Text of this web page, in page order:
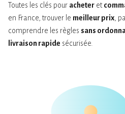
Toutes les clés pour acheter et
en France, trouver le meilleur prix ,
comprendre les règles sans
livraison rapide sécurisée.